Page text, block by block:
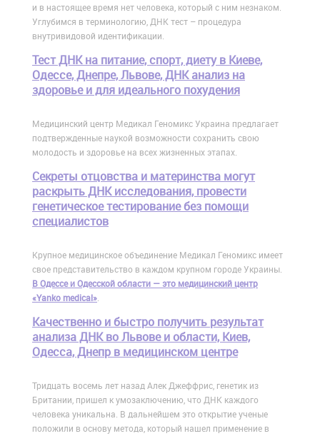
и в настоящее время нет человека, который с ним незнаком.
Углубимся в терминологию, ДНК тест – процедура
внутривидовой идентификации.
Тест ДНК на питание, спорт, диету в Киеве,
Одессе, Днепре, Львове, ДНК анализ на
здоровье и для идеального похудения
Медицинский центр Медикал Геномикс Украина предлагает
подтвержденные наукой возможности сохранить свою
молодость и здоровье на всех жизненных этапах.
Cекреты отцовства и материнства могут
раскрыть ДНК исследования, провести
генетическое тестирование без помощи
специалистов
Крупное медицинское объединение Медикал Геномикс имеет
свое представительство в каждом крупном городе Украины.
В Одессе и Одесской области — это медицинский центр
«Yanko medical».
Качественно и быстро получить результат
анализа ДНК во Львове и области, Киев,
Одесса, Днепр в медицинском центре
Тридцать восемь лет назад Алек Джеффрис, генетик из
Британии, пришел к умозаключению, что ДНК каждого
человека уникальна. В дальнейшем это открытие ученые
положили в основу метода, который нашел применение в